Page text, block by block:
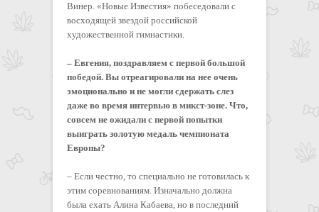
Винер. «Новые Известия» побеседовали с
восходящей звездой российской
художественной гимнастики.
– Евгения, поздравляем с первой большой
победой. Вы отреагировали на нее очень
эмоционально и не могли сдержать слез
даже во время интервью в микст-зоне. Что,
совсем не ожидали с первой попытки
выиграть золотую медаль чемпионата
Европы?
– Если честно, то специально не готовилась к
этим соревнованиям. Изначально должна
была ехать Алина Кабаева, но в последний